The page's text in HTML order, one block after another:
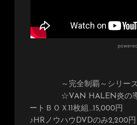
～完全制覇～シリー
☆VAN HALEN炎の
ートＢＯＸ11枚組…15,000円
♪HRノウハウDVDのみ2,200円